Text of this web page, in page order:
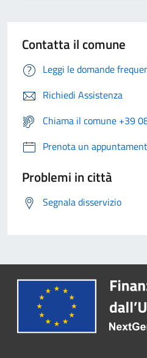
Contatta il comune
Leggi le domande
Richiedi Assistenza
Chiama il comune +39
Prenota un
Problemi in città
Segnala disservizio